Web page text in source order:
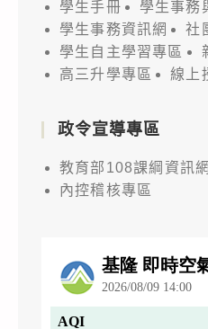
學生手冊
學生事務
學生事務資訊網
社
學生自主學習專區
高三升學專區
線上
政令宣導專區
教育部108課綱資訊網
內控稽核專區